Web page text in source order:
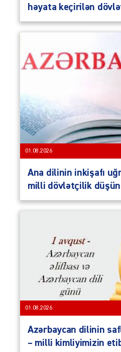
həyata keçirilən
01.08.2026
Ana dilinin inkişafı
milli dövlətçilik
01.08.2026
Azərbaycan dilinin
– milli kimliyimizin